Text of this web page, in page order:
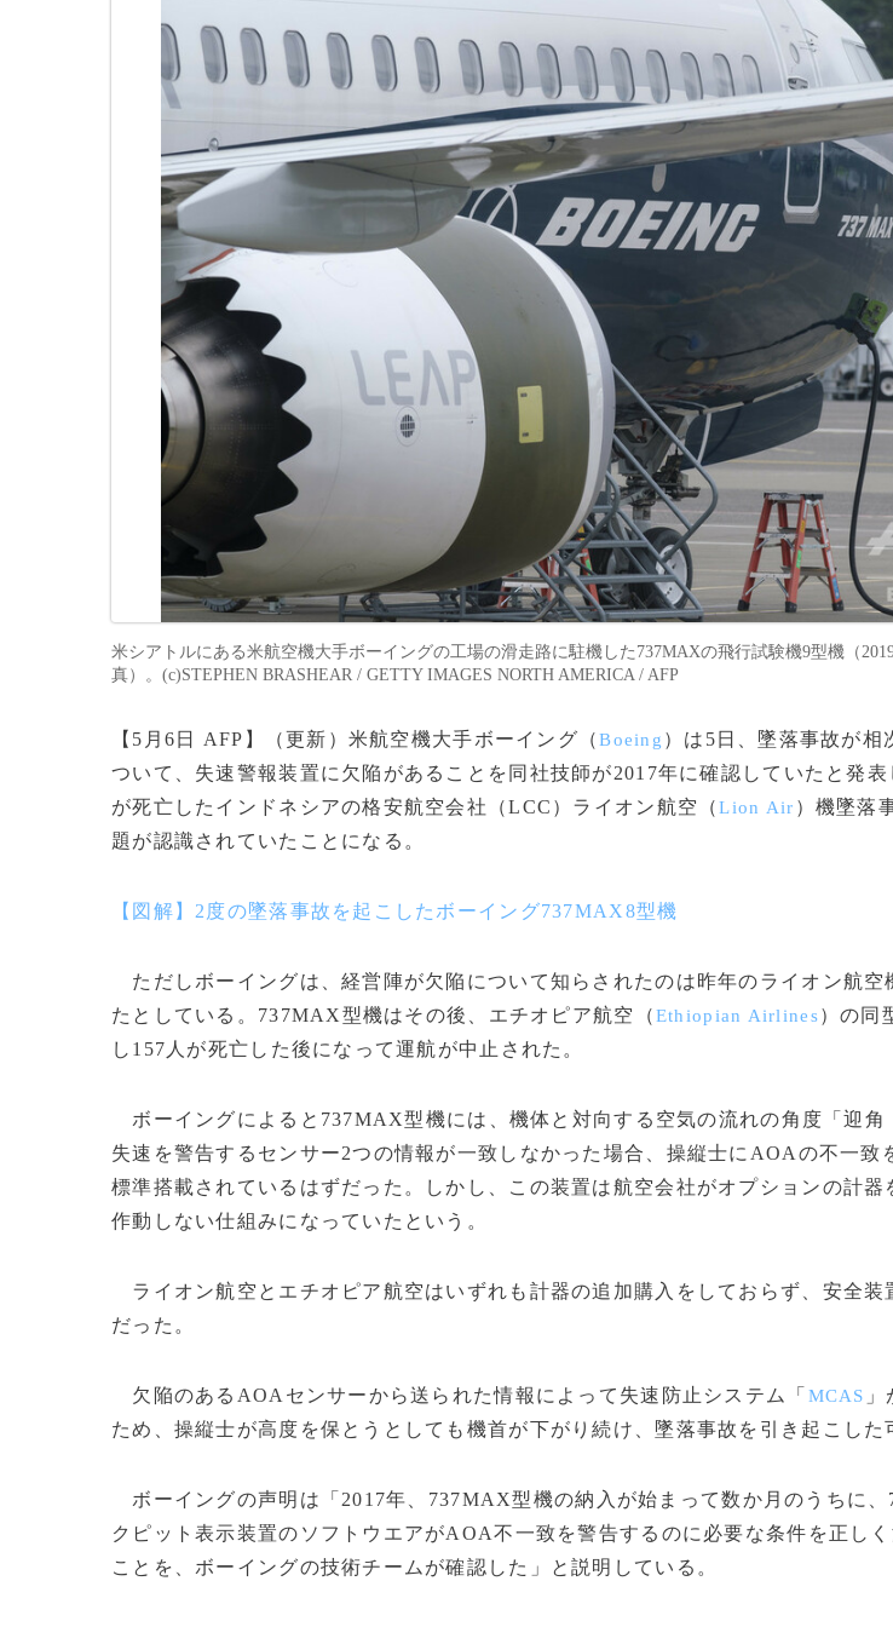
米シアトルにある米航空機大手ボーイングの工場の滑走路に駐機した737MAXの飛行試験機9型機（
真）。(c)STEPHEN BRASHEAR / GETTY IMAGES NORTH AMERICA / AFP
【5月6日 AFP】（更新）米航空機大手ボーイング（Boeing ）は5日、墜落事故が相
ついて、失速警報装置に欠陥があることを同社技師が2017年に確認していたと発表
が死亡したインドネシアの格安航空会社（LCC）ライオン航空（Lion Air ）機墜落
題が認識されていたことになる。
【図解】2度の墜落事故を起こしたボーイング737MAX8型機
ただしボーイングは、経営陣が欠陥について知らされたのは昨年のライオン航空
たとしている。737MAX型機はその後、エチオピア航空（Ethiopian Airlines）の同
し157人が死亡した後になって運航が中止された。
ボーイングによると737MAX型機には、機体と対向する空気の流れの角度「迎角
失速を警告するセンサー2つの情報が一致しなかった場合、操縦士にAOAの不一致
標準搭載されているはずだった。しかし、この装置は航空会社がオプションの計器
作動しない仕組みになっていたという。
ライオン航空とエチオピア航空はいずれも計器の追加購入をしておらず、安全装
だった。
欠陥のあるAOAセンサーから送られた情報によって失速防止システム「 MCAS
ため、操縦士が高度を保とうとしても機首が下がり続け、墜落事故を引き起こした
ボーイングの声明は「2017年、737MAX型機の納入が始まって数か月のうちに
クピット表示装置のソフトウエアがAOA不一致を警告するのに必要な条件を正し
ことを、ボーイングの技術チームが確認した」と説明している。